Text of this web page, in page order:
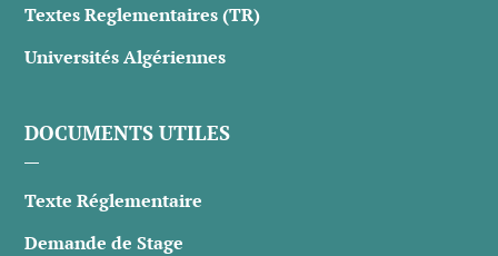
Textes Reglementaires (TR)
Universités Algériennes
DOCUMENTS UTILES
Texte Réglementaire
Demande de Stage